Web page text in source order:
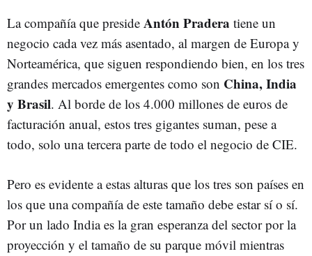
La compañía que preside Antón Pradera tiene un
negocio cada vez más asentado, al margen de Europa y
Norteamérica, que siguen respondiendo bien, en los tres
grandes mercados emergentes como son China, India
y Brasil. Al borde de los 4.000 millones de euros de
facturación anual, estos tres gigantes suman, pese a
todo, solo una tercera parte de todo el negocio de CIE.
Pero es evidente a estas alturas que los tres son países en
los que una compañía de este tamaño debe estar sí o sí.
Por un lado India es la gran esperanza del sector por la
proyección y el tamaño de su parque móvil mientras